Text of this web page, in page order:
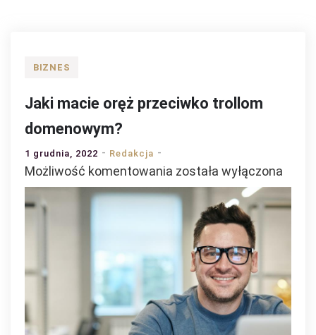
BIZNES
Jaki macie oręż przeciwko trollom
domenowym?
1 grudnia, 2022 Redakcja
Możliwość komentowania Jaki
macie
oręż
przeciwko
trollom
domenowym?
została wyłączona